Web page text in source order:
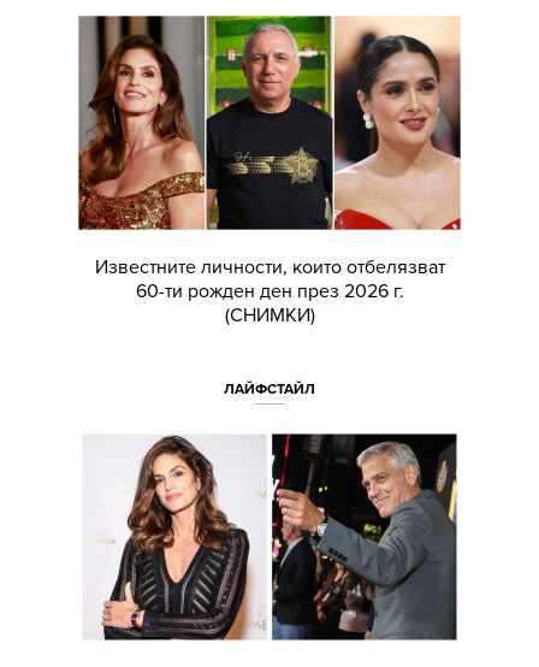
Известните личности, които отбелязват
60-ти рожден ден през 2026 г.
(СНИМКИ)
ЛАЙФСТАЙЛ